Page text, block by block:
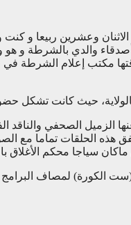
وعشرين ربيعا و كنت
والدي بالشرطة
مكتب إعلام
حيث كانت تشكل
الزميل الصحفي
هذه الحلقات تماما مع
سياجا محكم الأغلاق
(ست الكورة) لمصاف